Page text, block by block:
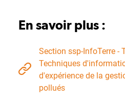
En savoir plus :
Section ssp-InfoTerre -
Techniques
d'expérience de la
pollués